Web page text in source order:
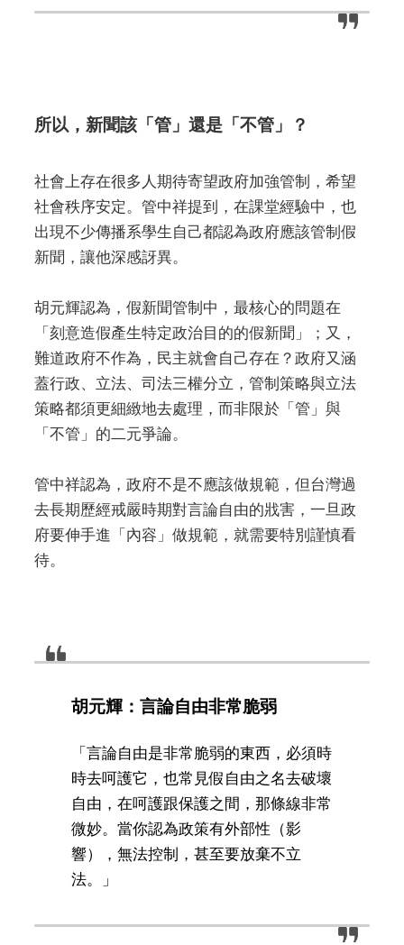
所以，新聞該「管」還是「不管」？
社會上存在很多人期待寄望政府加強管制，希望
社會秩序安定。管中祥提到，在課堂經驗中，也
出現不少傳播系學生自己都認為政府應該管制假
新聞，讓他深感訝異。
胡元輝認為，假新聞管制中，最核心的問題在
「刻意造假產生特定政治目的的假新聞」；又，
難道政府不作為，民主就會自己存在？政府又涵
蓋行政、立法、司法三權分立，管制策略與立法
策略都須更細緻地去處理，而非限於「管」與
「不管」的二元爭論。
管中祥認為，政府不是不應該做規範，但台灣過
去長期歷經戒嚴時期對言論自由的戕害，一旦政
府要伸手進「內容」做規範，就需要特別謹慎看
待。
胡元輝：言論自由非常脆弱
「言論自由是非常脆弱的東西，必須時
時去呵護它，也常見假自由之名去破壞
自由，在呵護跟保護之間，那條線非常
微妙。當你認為政策有外部性（影
響），無法控制，甚至要放棄不立
法。」